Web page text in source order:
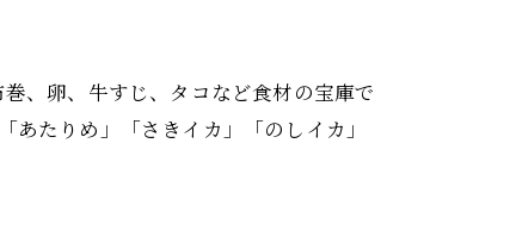
、卵、牛すじ、タコなど食材の宝庫で
たりめ」「さきイカ」「のしイカ」